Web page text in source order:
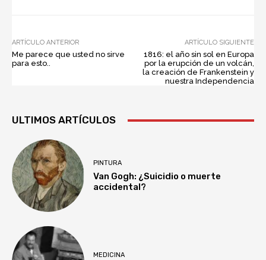
ARTÍCULO ANTERIOR
Me parece que usted no sirve
para esto..
ARTÍCULO SIGUIENTE
1816: el año sin sol en Europa
por la erupción de un volcán,
la creación de Frankenstein y
nuestra Independencia
ULTIMOS ARTÍCULOS
PINTURA
Van Gogh: ¿Suicidio o muerte
accidental?
MEDICINA